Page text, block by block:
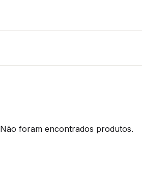
Não foram encontrados produtos.